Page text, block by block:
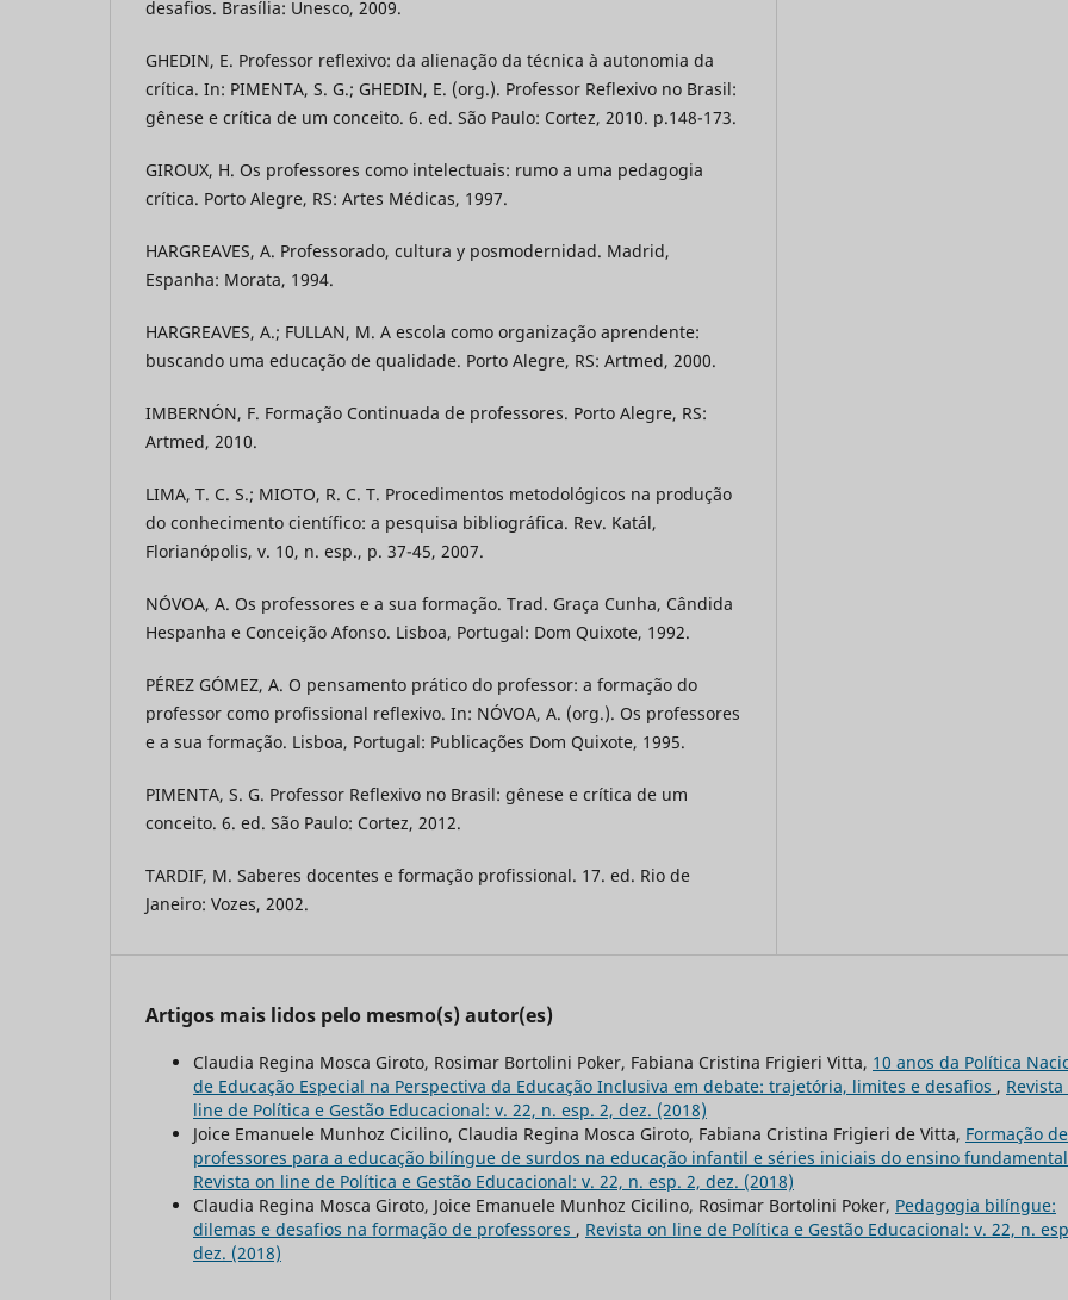
desafios. Brasília: Unesco, 2009.
GHEDIN, E. Professor reflexivo: da alienação da técnica à autonomia da
crítica. In: PIMENTA, S. G.; GHEDIN, E. (org.). Professor Reflexivo no Brasil:
gênese e crítica de um conceito. 6. ed. São Paulo: Cortez, 2010. p.148-173.
GIROUX, H. Os professores como intelectuais: rumo a uma pedagogia
crítica. Porto Alegre, RS: Artes Médicas, 1997.
HARGREAVES, A. Professorado, cultura y posmodernidad. Madrid,
Espanha: Morata, 1994.
HARGREAVES, A.; FULLAN, M. A escola como organização aprendente:
buscando uma educação de qualidade. Porto Alegre, RS: Artmed, 2000.
IMBERNÓN, F. Formação Continuada de professores. Porto Alegre, RS:
Artmed, 2010.
LIMA, T. C. S.; MIOTO, R. C. T. Procedimentos metodológicos na produção
do conhecimento científico: a pesquisa bibliográfica. Rev. Katál,
Florianópolis, v. 10, n. esp., p. 37-45, 2007.
NÓVOA, A. Os professores e a sua formação. Trad. Graça Cunha, Cândida
Hespanha e Conceição Afonso. Lisboa, Portugal: Dom Quixote, 1992.
PÉREZ GÓMEZ, A. O pensamento prático do professor: a formação do
professor como profissional reflexivo. In: NÓVOA, A. (org.). Os professores
e a sua formação. Lisboa, Portugal: Publicações Dom Quixote, 1995.
PIMENTA, S. G. Professor Reflexivo no Brasil: gênese e crítica de um
conceito. 6. ed. São Paulo: Cortez, 2012.
TARDIF, M. Saberes docentes e formação profissional. 17. ed. Rio de
Janeiro: Vozes, 2002.
Artigos mais lidos pelo mesmo(s) autor(es)
Claudia Regina Mosca Giroto, Rosimar Bortolini Poker, Fabiana Cristina Frigieri Vitta, 10 anos da Política
de Educação Especial na Perspectiva da Educação Inclusiva em debate: trajetória, limites e desafios , Revista
line de Política e Gestão Educacional: v. 22, n. esp. 2, dez. (2018)
Joice Emanuele Munhoz Cicilino, Claudia Regina Mosca Giroto, Fabiana Cristina Frigieri de Vitta, Formação de
professores para a educação bilíngue de surdos na educação infantil e séries iniciais do ensino fundamental
Revista on line de Política e Gestão Educacional: v. 22, n. esp. 2, dez. (2018)
Claudia Regina Mosca Giroto, Joice Emanuele Munhoz Cicilino, Rosimar Bortolini Poker, Pedagogia bilíngue:
dilemas e desafios na formação de professores , Revista on line de Política e Gestão Educacional: v. 22, n.
dez. (2018)